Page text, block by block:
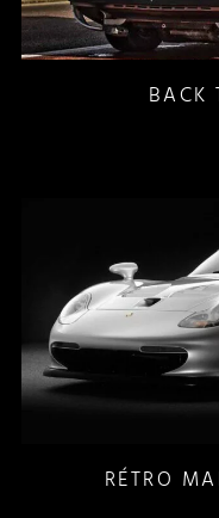
BACK
RÉTRO